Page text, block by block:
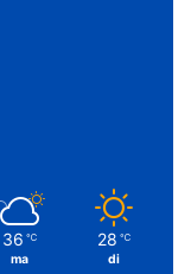
36 ℃
ma
28 ℃
di